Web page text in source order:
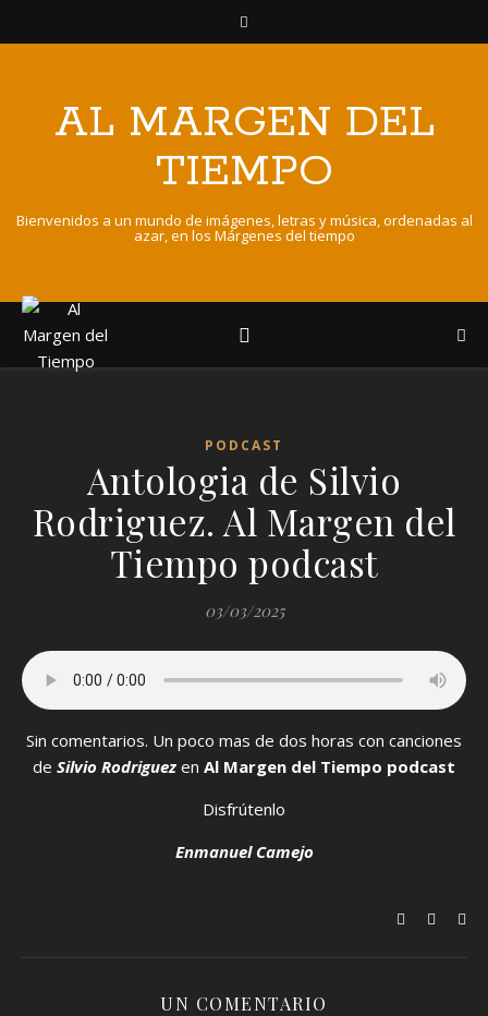
AL MARGEN DEL
TIEMPO
Bienvenidos a un mundo de imágenes, letras y música, ordenadas al
azar, en los Márgenes del tiempo
PODCAST
Antologia de Silvio
Rodriguez. Al Margen del
Tiempo podcast
03/03/2025
Sin comentarios. Un poco mas de dos horas con canciones
de Silvio Rodriguez en Al Margen del Tiempo podcast
Disfrútenlo
Enmanuel Camejo
UN COMENTARIO